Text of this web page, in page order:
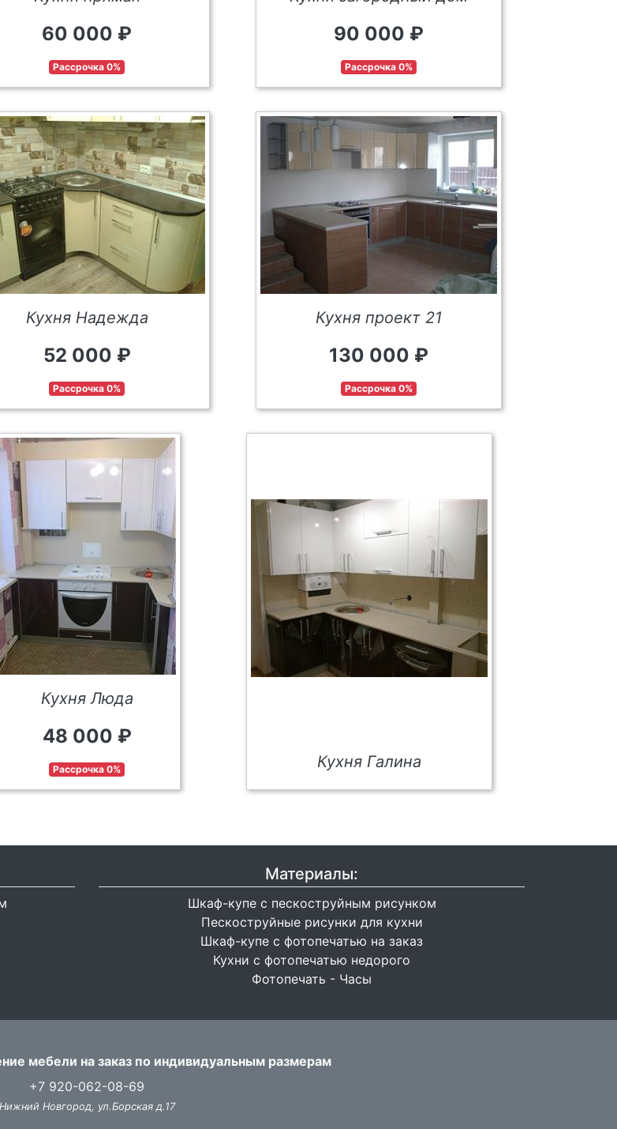
60 000 ₽
Рассрочка 0%
90 000 ₽
Рассрочка 0%
Кухня Надежда
52 000 ₽
Рассрочка 0%
Кухня проект 21
130 000 ₽
Рассрочка 0%
Кухня Люда
48 000 ₽
Рассрочка 0% Кухня Галина
Материалы:
Шкаф-купе с пескоструйным рисунком
Пескоструйные рисунки для кухни
Шкаф-купе с фотопечатью на заказ
Кухни с фотопечатью недорого
Фотопечать - Часы
мебели на заказ по индивидуальным размерам
+7 920-062-08-69
Нижний Новгород, ул.Борская д.17